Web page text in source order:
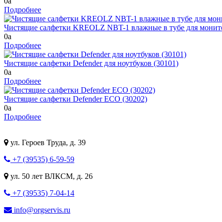
Подробнее
Чистящие салфетки KREOLZ NBT-1 влажные в тубе для
0a
Подробнее
Чистящие салфетки Defender для ноутбуков (30101)
0a
Подробнее
Чистящие салфетки Defender ECO (30202)
0a
Подробнее
ул. Героев Труда, д. 39
+7 (39535) 6-59-59
ул. 50 лет ВЛКСМ, д. 26
+7 (39535) 7-04-14
info@orgservis.ru